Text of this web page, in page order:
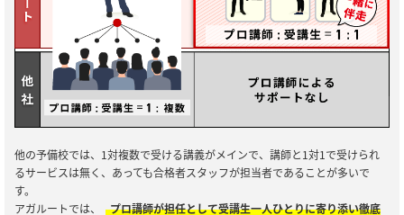
他の予備校では、1対複数で受ける講義がメインで、講師と1対1で受けられ
るサービスは無く、あっても合格者スタッフが担当者であることが多いで
す。
アガルートでは、
プロ講師が担任として受講生一人ひとりに寄り添い徹底